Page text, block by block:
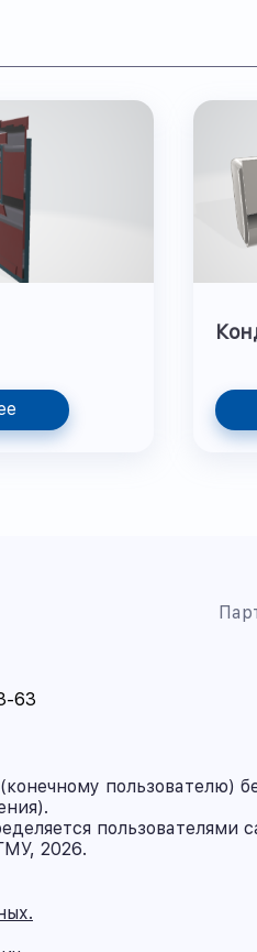
63
пользователю)
пользователями
2026.